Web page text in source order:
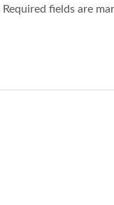
fields are